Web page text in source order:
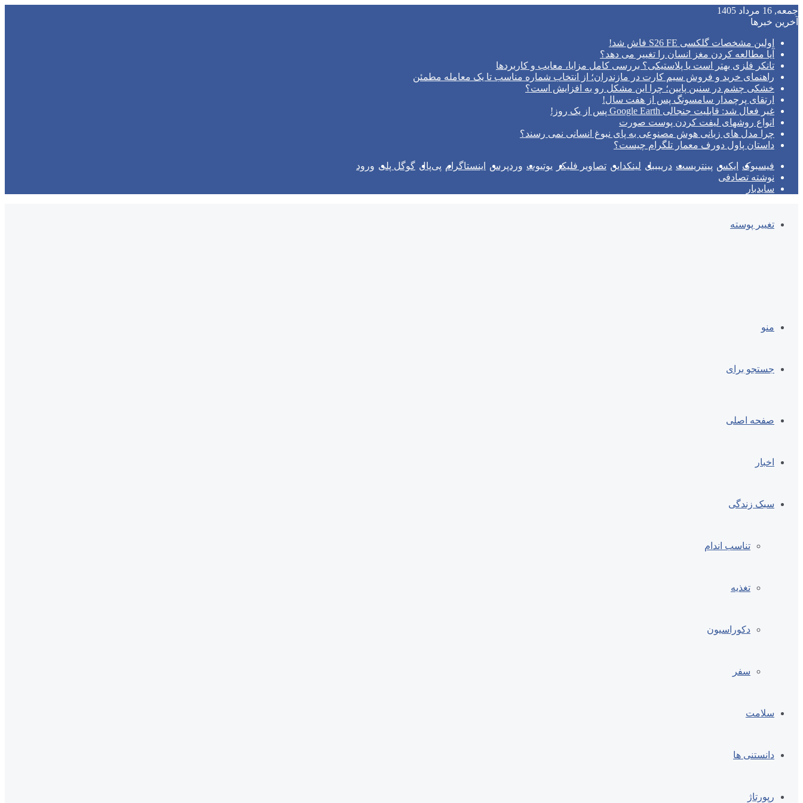
جمعه, 16 مرداد 1405
آخرین خبرها
اولین مشخصات گلکسی S26 FE فاش شد!
آیا مطالعه کردن مغز انسان را تغییر می‌ دهد؟
تانکر فلزی بهتر است یا پلاستیکی؟ بررسی کامل مزایا، معایب و کاربردها
راهنمای خرید و فروش سیم کارت در مازندران؛ از انتخاب شماره مناسب تا یک معامله مطمئن
خشکی چشم در سنین پایین؛ چرا این مشکل رو به افزایش است؟
ارتقای پرچمدار سامسونگ پس از هفت سال!
غیر فعال شد: قابلیت جنجالی Google Earth پس از یک روز!
انواع روشهای لیفت کردن پوست صورت
چرا مدل‌ های زبانی هوش مصنوعی به پای نبوغ انسانی نمی‌ رسند؟
داستان پاول دورف معمار تلگرام چیست؟
فیسبوک ایکس پینتریست دریبببل لینکداین تصاویر فلیکر یوتیوب وردپرس اینستاگرام پی‌پال گوگل پلی ورود
نوشته تصادفی
سایدبار
تغییر پوسته
منو
جستجو برای
صفحه اصلی
اخبار
سبک زندگی
تناسب اندام
تغذیه
دکوراسیون
سفر
سلامت
دانستنی ها
رپورتاژ